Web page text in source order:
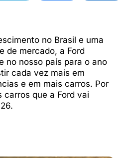
no Brasil e uma
de mercado, a Ford
no nosso país para o ano
cada vez mais em
e em mais carros. Por
carros que a Ford vai